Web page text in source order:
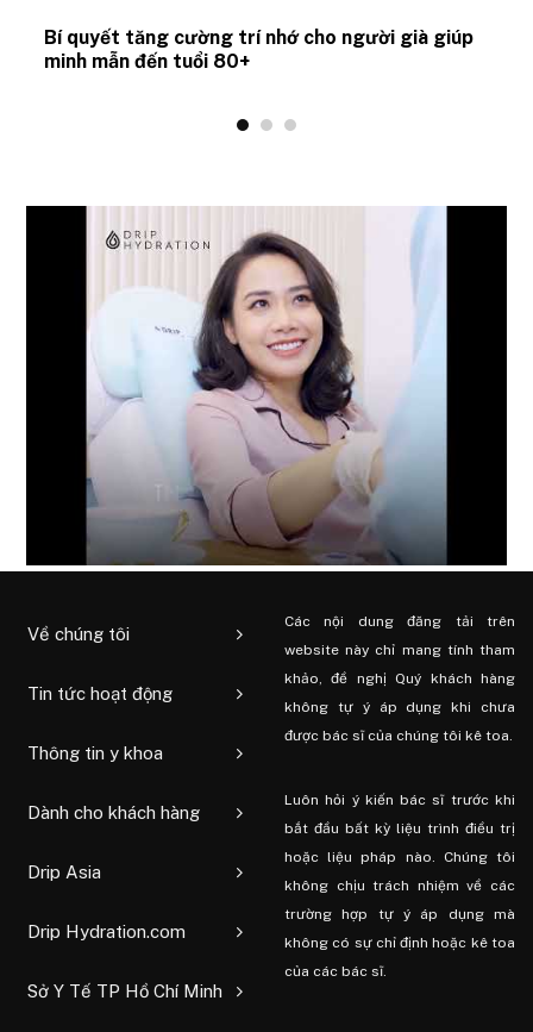
Bí quyết tăng cường trí nhớ cho người già giúp
minh mẫn đến tuổi 80+
Về chúng tôi
Tin tức hoạt động
Thông tin y khoa
Dành cho khách hàng
Drip Asia
Drip Hydration.com
Sở Y Tế TP Hồ Chí Minh
Các nội dung đăng tải trên
website này chỉ mang tính tham
khảo, đề nghị Quý khách hàng
không tự ý áp dụng khi chưa
được bác sĩ của chúng tôi kê toa.
Luôn hỏi ý kiến ​​bác sĩ trước khi
bắt đầu bất kỳ liệu trình điều trị
hoặc liệu pháp nào. Chúng tôi
không chịu trách nhiệm về các
trường hợp tự ý áp dụng mà
không có sự chỉ định hoặc kê toa
của các bác sĩ.